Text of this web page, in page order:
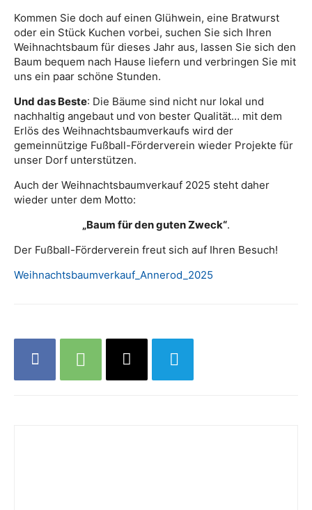
Kommen Sie doch auf einen Glühwein, eine Bratwurst
oder ein Stück Kuchen vorbei, suchen Sie sich Ihren
Weihnachtsbaum für dieses Jahr aus, lassen Sie sich den
Baum bequem nach Hause liefern und verbringen Sie mit
uns ein paar schöne Stunden.
Und das Beste: Die Bäume sind nicht nur lokal und
nachhaltig angebaut und von bester Qualität… mit dem
Erlös des Weihnachtsbaumverkaufs wird der
gemeinnützige Fußball-Förderverein wieder Projekte für
unser Dorf unterstützen.
Auch der Weihnachtsbaumverkauf 2025 steht daher
wieder unter dem Motto:
„Baum für den guten Zweck“.
Der Fußball-Förderverein freut sich auf Ihren Besuch!
Weihnachtsbaumverkauf_Annerod_2025